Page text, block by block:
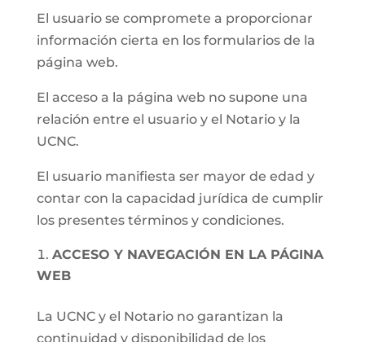
El usuario se compromete a proporcionar
información cierta en los formularios de la
página web.
El acceso a la página web no supone una
relación entre el usuario y el Notario y la
UCNC.
El usuario manifiesta ser mayor de edad y
contar con la capacidad jurídica de cumplir
los presentes términos y condiciones.
ACCESO Y NAVEGACIÓN EN LA PÁGINA
WEB
La UCNC y el Notario no garantizan la
continuidad y disponibilidad de los